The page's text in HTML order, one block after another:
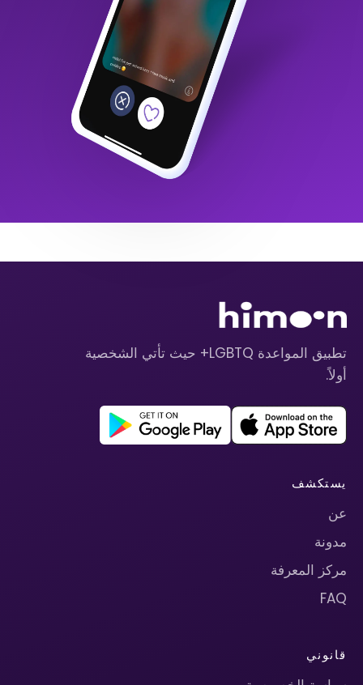
تطبيق المواعدة LGBTQ+ حيث تأتي الشخصية
أولاً.
يستكشف
عن
مدونة
مركز المعرفة
FAQ
قانوني